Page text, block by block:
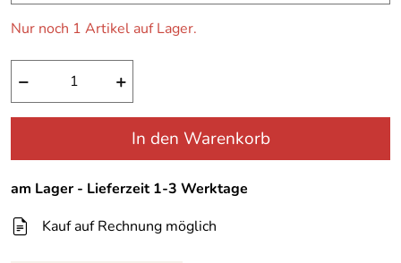
Nur noch 1 Artikel auf Lager.
− +
In den Warenkorb
am Lager - Lieferzeit 1-3 Werktage
Kauf auf Rechnung möglich